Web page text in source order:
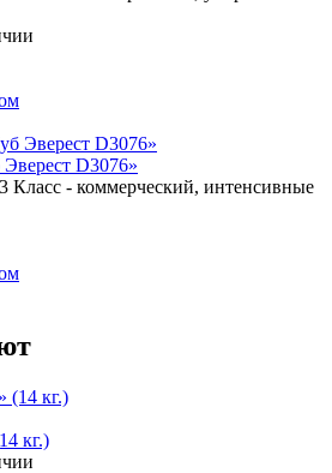
D3076»
Класс - коммерческий, интенсивные
кг.)